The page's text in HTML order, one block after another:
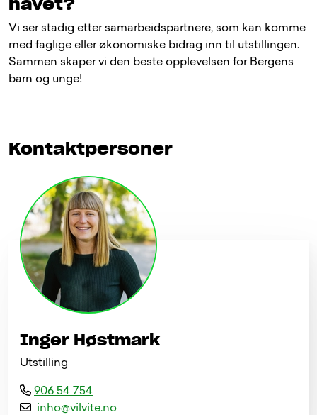
Vi ser stadig etter samarbeidspartnere, som kan komme
med faglige eller økonomiske bidrag inn til utstillingen.
Sammen skaper vi den beste opplevelsen for Bergens
barn og unge!
Kontaktpersoner
Inger Høstmark
Utstilling
906 54 754
o
n
.
e
t
i
v
i
v
@
o
h
n
i